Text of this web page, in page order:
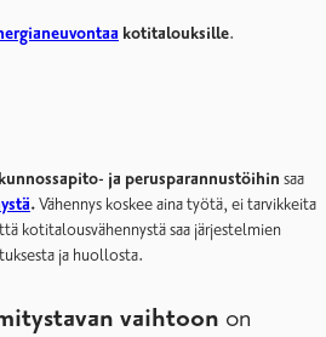
kotitalouksille.
kunnossapito- ja perusparannustöihin saa
.Vähennys koskee aina työtä, ei tarvikkeita
kotitalousvähennystä saa järjestelmien
ja huollosta.
vaihtoon on